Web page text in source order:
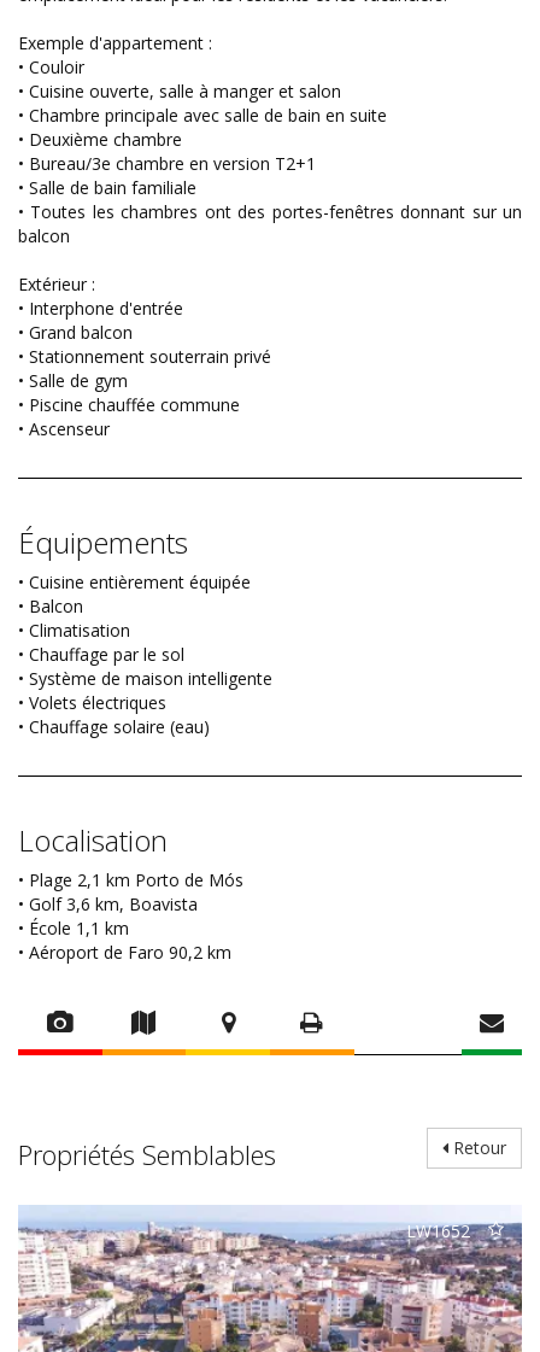
Exemple d'appartement :
• Couloir
• Cuisine ouverte, salle à manger et salon
• Chambre principale avec salle de bain en suite
• Deuxième chambre
• Bureau/3e chambre en version T2+1
• Salle de bain familiale
• Toutes les chambres ont des portes-fenêtres donnant sur un
balcon
Extérieur :
• Interphone d'entrée
• Grand balcon
• Stationnement souterrain privé
• Salle de gym
• Piscine chauffée commune
• Ascenseur
Équipements
• Cuisine entièrement équipée
• Balcon
• Climatisation
• Chauffage par le sol
• Système de maison intelligente
• Volets électriques
• Chauffage solaire (eau)
Localisation
• Plage 2,1 km Porto de Mós
• Golf 3,6 km, Boavista
• École 1,1 km
• Aéroport de Faro 90,2 km
Retour
Propriétés Semblables
LW1652